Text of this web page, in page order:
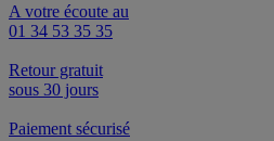
A votre écoute au
01 34 53 35 35
Retour gratuit
sous 30 jours
Paiement sécurisé